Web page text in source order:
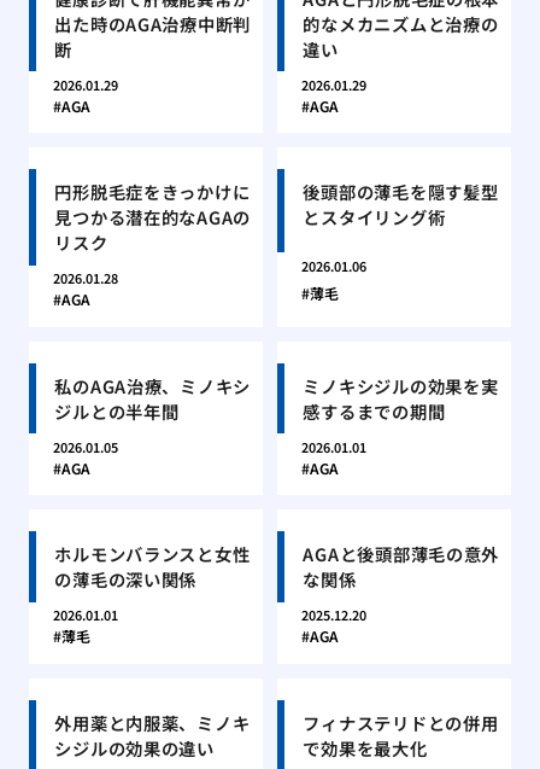
出た時のAGA治療中断判
断
2026.01.29
AGA
的なメカニズムと治療の
違い
2026.01.29
AGA
円形脱毛症をきっかけに
見つかる潜在的なAGAの
リスク
2026.01.28
AGA
後頭部の薄毛を隠す髪型
とスタイリング術
2026.01.06
薄毛
私のAGA治療、ミノキシ
ジルとの半年間
2026.01.05
AGA
ミノキシジルの効果を実
感するまでの期間
2026.01.01
AGA
ホルモンバランスと女性
の薄毛の深い関係
2026.01.01
薄毛
AGAと後頭部薄毛の意外
な関係
2025.12.20
AGA
外用薬と内服薬、ミノキ
シジルの効果の違い
フィナステリドとの併用
で効果を最大化